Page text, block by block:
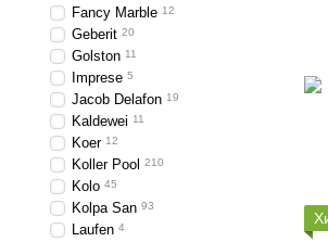
Fancy Marble 12
Geberit 20
Golston 11
Imprese 5
Jacob Delafon 19
Kaldewei 11
Koer 12
Koller Pool 210
Kolo 45
Kolpa San 93
Laufen 4